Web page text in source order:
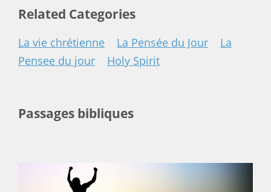
Related Categories
La vie chrétienne La Pensée du Jour
La
Pensee du jour
Holy Spirit
Passages bibliques